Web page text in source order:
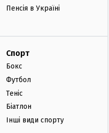
Пенсія в Україні
Спорт
Бокс
Футбол
Теніс
Біатлон
Інші види спорту